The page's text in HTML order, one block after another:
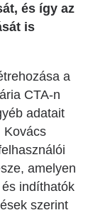
és így az
is
a
CTA-n
adatait
Kovács
amelyen
indíthatók
szerint